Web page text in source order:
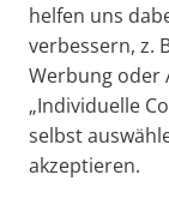
helfen uns
verbessern, z.
Werbung oder
„Individuelle
selbst
akzeptieren.
PARI ist stets
möglich zu
kommen,
vielleicht
abgelegt wurde!